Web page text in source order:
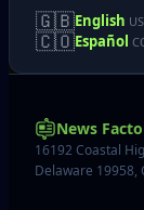
🇬🇧English US
🇨🇴Español
News
16192 Coastal
Delaware 19958,